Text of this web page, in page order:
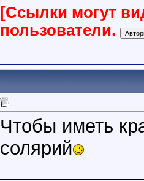
[Ссылки могут
пользователи.
Чтобы иметь
солярий